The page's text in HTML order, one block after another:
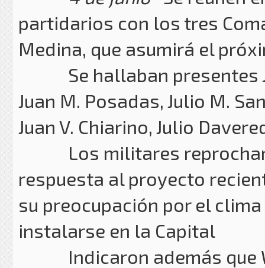
partidarios con los tres
Medina, que asumirá el
Se hallaban presentes
Juan M. Posadas, Julio M.
Juan V. Chiarino, Julio
Los militares
respuesta al proyecto
su preocupación por el
instalarse en la Capital
Indicaron además que